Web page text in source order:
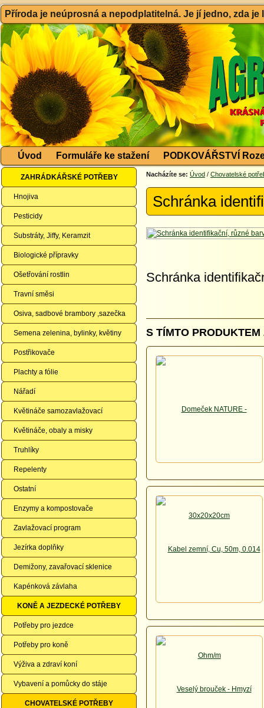
Příroda je neúprosná a nepodplatitelná. Je jí jedno, zda
Úvod Formuláře ke stažení PODKOVÁŘSTVÍ
ZAHRÁDKÁŘSKÉ POTŘEBY
Hnojiva
Pesticidy
Substráty, Jiffy, Keramzit
Biologické přípravky
Ošetřování rostlin
Travní směsi
Osiva, sadbové brambory ,sazečka
Semena zelenina, bylinky, květiny
Postřikovače
Plachty a fólie
Nářadí
Květináče samozavlažovací
Květináče, obaly a misky
Truhlíky
Repelenty
Ostatní
Enzymy a kompostovače
Zavlažovací program
Jezírka doplňky
Demižony, zavařovací sklenice
Kapénková závlaha
KONĚ A JEZDECKÉ POTŘEBY
Potřeby pro jezdce
Potřeby pro koně
Výživa a zdraví koní
Vybavení a pomůcky do stáje
CHOVATELSKÉ POTŘEBY
Nacházíte se: Úvod / Chovatelské
Schránka
Schránka
S TÍMTO